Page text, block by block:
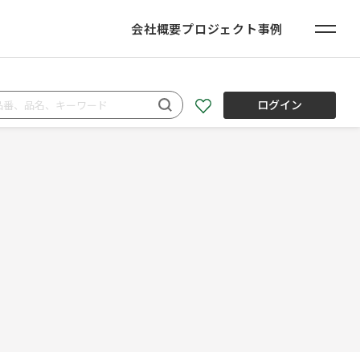
会社概要プロジェクト事例
ログイン